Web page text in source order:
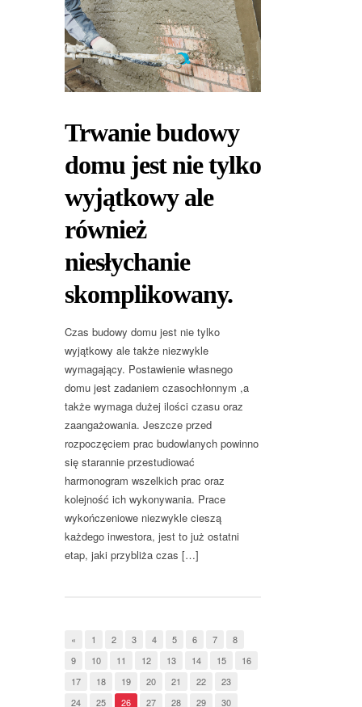
Trwanie budowy
domu jest nie tylko
wyjątkowy ale
również
niesłychanie
skomplikowany.
Czas budowy domu jest nie tylko
wyjątkowy ale także niezwykle
wymagający. Postawienie własnego
domu jest zadaniem czasochłonnym ,a
także wymaga dużej ilości czasu oraz
zaangażowania. Jeszcze przed
rozpoczęciem prac budowlanych powinno
się starannie przestudiować
harmonogram wszelkich prac oraz
kolejność ich wykonywania. Prace
wykończeniowe niezwykle cieszą
każdego inwestora, jest to już ostatni
etap, jaki przybliża czas […]
« 1 2 3 4 5 6 7
8
9
10 11 12 13 14 15
16
17
18 19 20 21 22
23
24
25 26 27 28 29 30